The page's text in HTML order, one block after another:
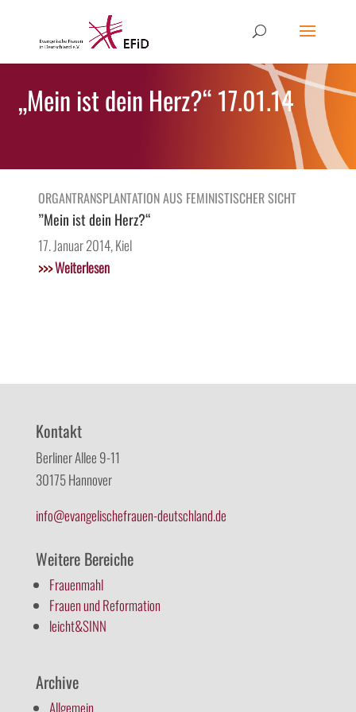
„Mein ist dein Herz?“ 17.01.14
ORGANTRANSPLANTATION AUS FEMINISTISCHER SICHT
”Mein ist dein Herz?“
17. Januar 2014, Kiel
>>>Weiterlesen
Kontakt
Berliner Allee 9-11
30175 Hannover
info@evangelischefrauen-deutschland.de
Weitere Bereiche
Frauenmahl
Frauen und Reformation
leicht&SINN
Archive
Allgemein